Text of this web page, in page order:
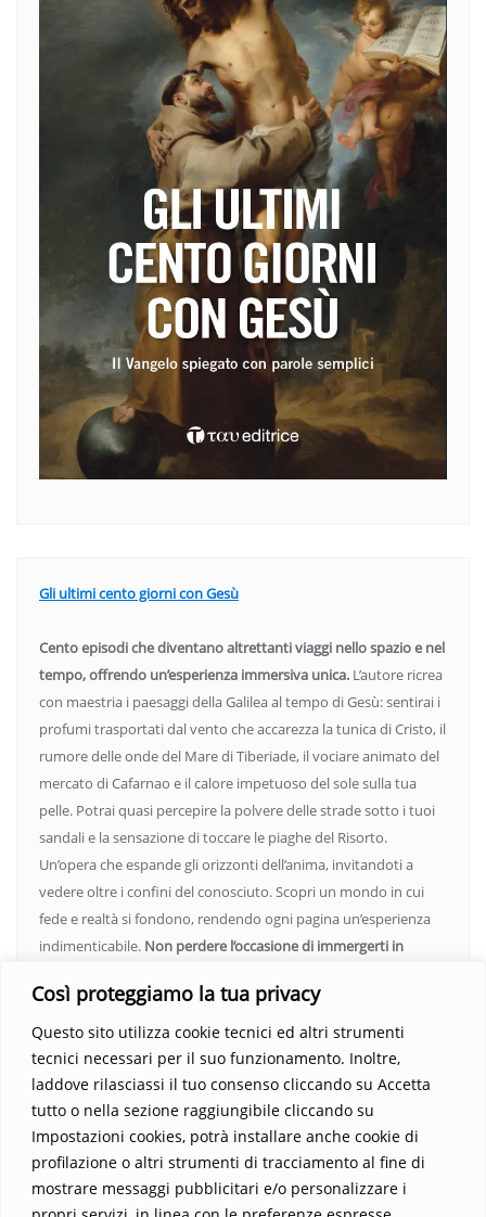
Così proteggiamo la tua privacy
Questo sito utilizza cookie tecnici ed altri strumenti
tecnici necessari per il suo funzionamento. Inoltre,
laddove rilasciassi il tuo consenso cliccando su Accetta
tutto o nella sezione raggiungibile cliccando su
Impostazioni cookies, potrà installare anche cookie di
profilazione o altri strumenti di tracciamento al fine di
mostrare messaggi pubblicitari e/o personalizzare i
Gli ultimi cento giorni con Gesù
Cento episodi che diventano altrettanti viaggi nello spazio e nel
tempo, offrendo un’esperienza immersiva unica. L’autore ricrea
con maestria i paesaggi della Galilea al tempo di Gesù: sentirai i
profumi trasportati dal vento che accarezza la tunica di Cristo, il
rumore delle onde del Mare di Tiberiade, il vociare animato del
mercato di Cafarnao e il calore impetuoso del sole sulla tua
pelle. Potrai quasi percepire la polvere delle strade sotto i tuoi
sandali e la sensazione di toccare le piaghe del Risorto.
Un’opera che espande gli orizzonti dell’anima, invitandoti a
vedere oltre i confini del conosciuto. Scopri un mondo in cui
fede e realtà si fondono, rendendo ogni pagina un’esperienza
indimenticabile. Non perdere l’occasione di immergerti in
Parola trasformi la tua vita.